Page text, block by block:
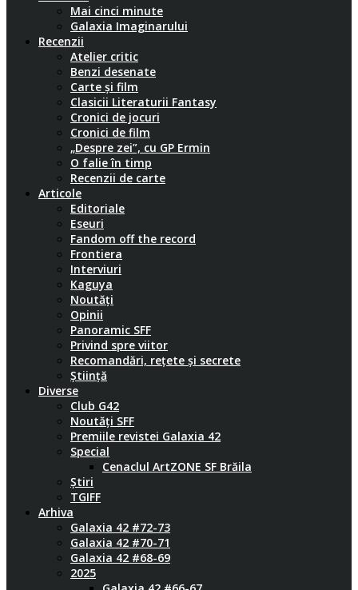
Mai cinci minute
Galaxia Imaginarului
Recenzii
Atelier critic
Benzi desenate
Carte și film
Clasicii Literaturii Fantasy
Cronici de jocuri
Cronici de film
„Despre zei”, cu GP Ermin
O falie în timp
Recenzii de carte
Articole
Editoriale
Eseuri
Fandom off the record
Frontiera
Interviuri
Kaguya
Noutăți
Opinii
Panoramic SFF
Privind spre viitor
Recomandări, rețete și secrete
Știință
Diverse
Club G42
Noutăți SFF
Premiile revistei Galaxia 42
Special
Cenaclul ArtZONE SF Brăila
Știri
TGIFF
Arhiva
Galaxia 42 #72-73
Galaxia 42 #70-71
Galaxia 42 #68-69
2025